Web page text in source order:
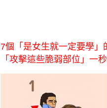
7個「是女生就一定要學
「攻擊這些脆弱部位」一